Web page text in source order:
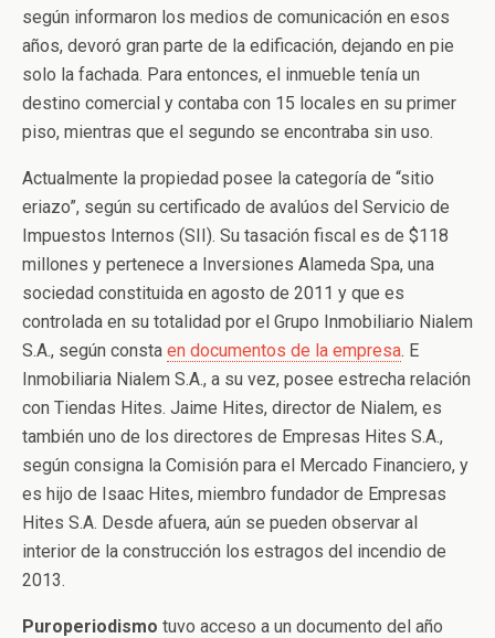
según informaron los medios de comunicación en esos
años, devoró gran parte de la edificación, dejando en pie
solo la fachada. Para entonces, el inmueble tenía un
destino comercial y contaba con 15 locales en su primer
piso, mientras que el segundo se encontraba sin uso.
Actualmente la propiedad posee la categoría de “sitio
eriazo”, según su certificado de avalúos del Servicio de
Impuestos Internos (SII). Su tasación fiscal es de $118
millones y pertenece a Inversiones Alameda Spa, una
sociedad constituida en agosto de 2011 y que es
controlada en su totalidad por el Grupo Inmobiliario Nialem
S.A., según consta en documentos de la empresa. E
Inmobiliaria Nialem S.A., a su vez, posee estrecha relación
con Tiendas Hites. Jaime Hites, director de Nialem, es
también uno de los directores de Empresas Hites S.A.,
según consigna la Comisión para el Mercado Financiero, y
es hijo de Isaac Hites, miembro fundador de Empresas
Hites S.A. Desde afuera, aún se pueden observar al
interior de la construcción los estragos del incendio de
2013.
Puroperiodismo tuvo acceso a un documento del año